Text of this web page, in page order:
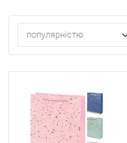
популярністю